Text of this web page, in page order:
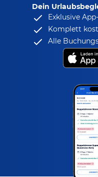
Dein
Exklusive
Komplett
Alle